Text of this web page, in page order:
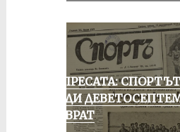
ОТ ПРЕСАТА:
ПРЕДИ
ПРЕВРАТ